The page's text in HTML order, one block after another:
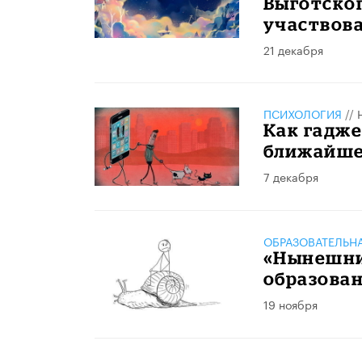
21 декабря
ПСИХОЛОГИЯ //
Как
7 декабря
19 ноября